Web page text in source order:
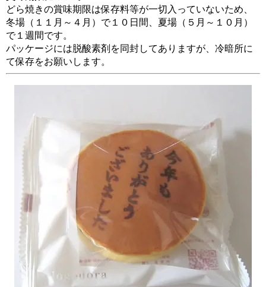
どら焼きの賞味期限は保存料等が一切入っていないため、
冬場（１１月～４月）で１０日間、夏場（５月～１０月）
で１週間です。
パッケージには脱酸素剤を同封してありますが、冷暗所に
て保存をお願いします。